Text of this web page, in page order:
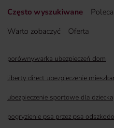
Często wyszukiwane
Warto zobaczyć
Oferta
porównywarka ubezpieczeń dom
liberty direct ubezpieczenie
ubezpieczenie sportowe dla dziecka
pogryzienie psa przez psa